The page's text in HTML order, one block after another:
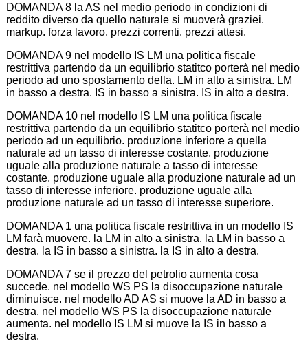
DOMANDA 8 la AS nel medio periodo in condizioni di
reddito diverso da quello naturale si muoverà graziei.
markup. forza lavoro. prezzi correnti. prezzi attesi.
DOMANDA 9 nel modello IS LM una politica fiscale
restrittiva partendo da un equilibrio statitco porterà nel medio
periodo ad uno spostamento della. LM in alto a sinistra. LM
in basso a destra. IS in basso a sinistra. IS in alto a destra.
DOMANDA 10 nel modello IS LM una politica fiscale
restrittiva partendo da un equilibrio statitco porterà nel medio
periodo ad un equilibrio. produzione inferiore a quella
naturale ad un tasso di interesse costante. produzione
uguale alla produzione naturale a tasso di interesse
costante. produzione uguale alla produzione naturale ad un
tasso di interesse inferiore. produzione uguale alla
produzione naturale ad un tasso di interesse superiore.
DOMANDA 1 una politica fiscale restrittiva in un modello IS
LM farà muovere. la LM in alto a sinistra. la LM in basso a
destra. la IS in basso a sinistra. la IS in alto a destra.
DOMANDA 7 se il prezzo del petrolio aumenta cosa
succede. nel modello WS PS la disoccupazione naturale
diminuisce. nel modello AD AS si muove la AD in basso a
destra. nel modello WS PS la disoccupazione naturale
aumenta. nel modello IS LM si muove la IS in basso a
destra.